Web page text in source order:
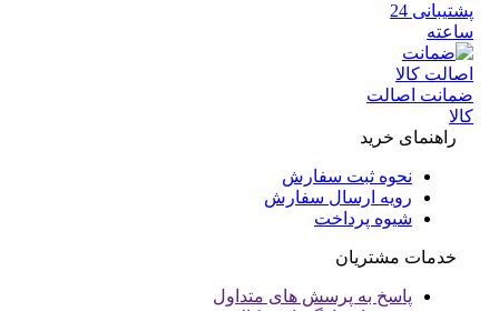
پشتیبانی 24
اصالت
راهنمای خرید
نحوه ثبت سفارش
رویه ارسال سفارش
شیوه پرداخت
خدمات مشتریان
پاسخ به پرسش های متداول